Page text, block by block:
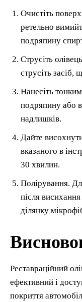
Очистіть
ретельно
подряпину
Струсіть
струсіть засіб,
Нанесіть
подряпину або
надлишків.
Дайте
вказаного в
30 хвилин.
Полірування.
після
ділянку
Реставраційний
ефективний і
покриття